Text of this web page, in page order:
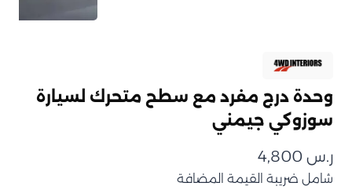
وحدة درج مفرد مع سطح متحرك لسيارة
سوزوكي جيمني
ر.س
شامل ضريبة القيمة المضافة